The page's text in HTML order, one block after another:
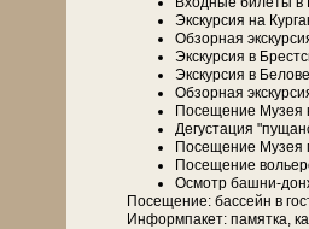
Экс­кур­сия на
Об­зор­ная
Экс­кур­сия в
Экс­кур­сия в
Об­зор­ная
По­се­ще­ние Музея
Де­гу­ста­ция
По­се­ще­ние Музея
По­се­ще­ние
Осмотр башни-
По­се­ще­ние: бас­сейн в
Ин­форм­па­кет: па­мят­ка,